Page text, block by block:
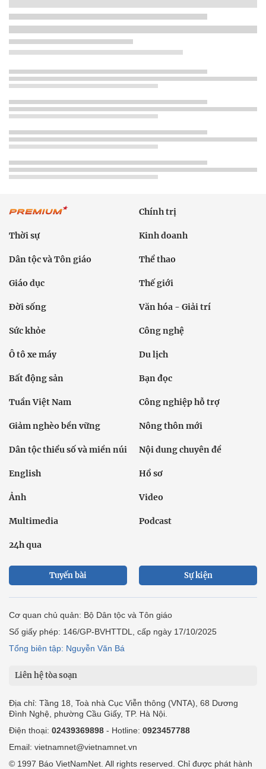
Chính trị
Thời sự Kinh doanh
Dân tộc và Tôn giáo Thể thao
Giáo dục Thế giới
Đời sống Văn hóa - Giải trí
Sức khỏe Công nghệ
Ô tô xe máy Du lịch
Bất động sản Bạn đọc
Tuần Việt Nam Công nghiệp hỗ trợ
Giảm nghèo bền vững Nông thôn mới
Dân tộc thiểu số và miền núi Nội dung chuyên đề
English Hồ sơ
Ảnh Video
Multimedia Podcast
24h qua
Tuyến bài Sự kiện
Cơ quan chủ quản: Bộ Dân tộc và Tôn giáo
Số giấy phép: 146/GP-BVHTTDL, cấp ngày 17/10/2025
Tổng biên tập: Nguyễn Văn Bá
Liên hệ tòa soạn
Địa chỉ: Tầng 18, Toà nhà Cục Viễn thông (VNTA), 68 Dương
Đình Nghệ, phường Cầu Giấy, TP. Hà Nội.
Điện thoại: 02439369898 - Hotline: 0923457788
Email: vietnamnet@vietnamnet.vn
© 1997 Báo VietNamNet. All rights reserved. Chỉ được phát hành